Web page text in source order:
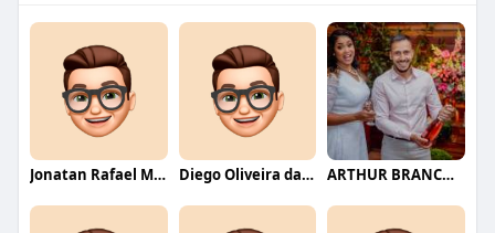
Jonatan Rafael Mello Diego Oliveira da Motta ARTHUR BRANCO FERNANDES